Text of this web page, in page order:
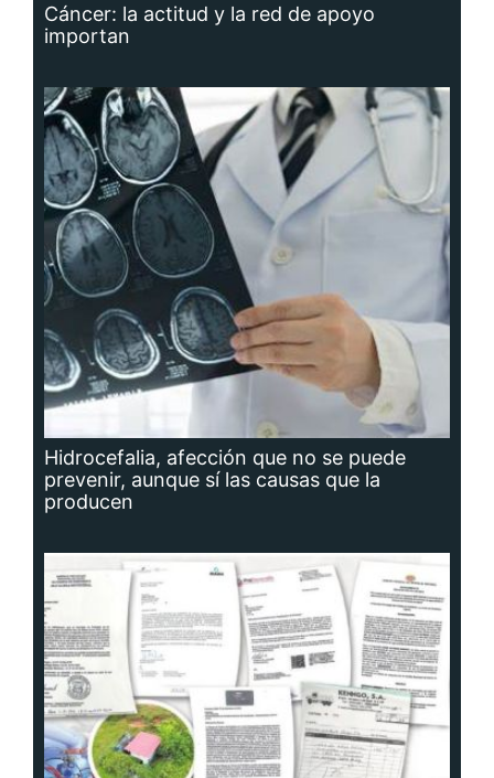
Cáncer: la actitud y la red de apoyo
importan
Hidrocefalia, afección que no se puede
prevenir, aunque sí las causas que la
producen